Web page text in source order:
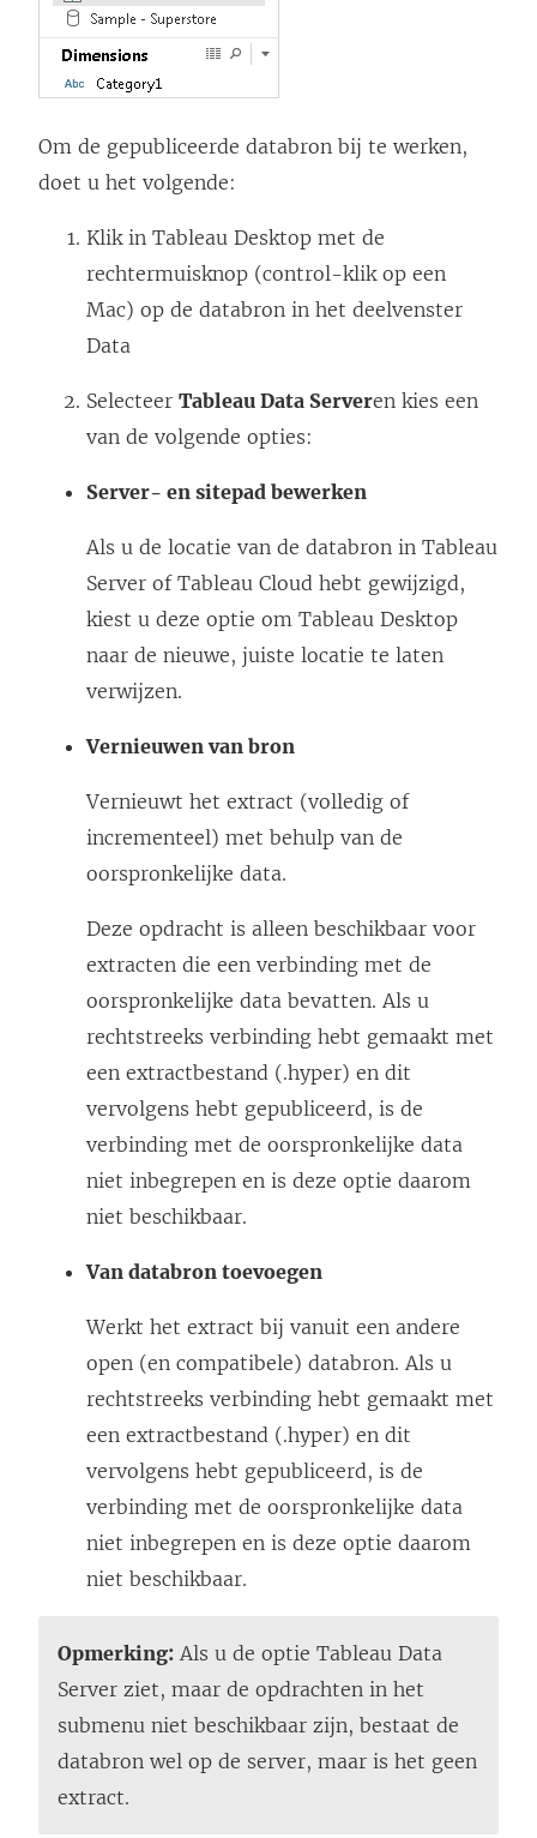
Om de gepubliceerde databron bij te werken,
doet u het volgende:
Klik in Tableau Desktop met de
rechtermuisknop (control-klik op een
Mac) op de databron in het deelvenster
Data
Selecteer Tableau Data Serveren kies een
van de volgende opties:
Server- en sitepad bewerken
Als u de locatie van de databron in Tableau
Server of Tableau Cloud hebt gewijzigd,
kiest u deze optie om Tableau Desktop
naar de nieuwe, juiste locatie te laten
verwijzen.
Vernieuwen van bron
Vernieuwt het extract (volledig of
incrementeel) met behulp van de
oorspronkelijke data.
Deze opdracht is alleen beschikbaar voor
extracten die een verbinding met de
oorspronkelijke data bevatten. Als u
rechtstreeks verbinding hebt gemaakt met
een extractbestand (.hyper) en dit
vervolgens hebt gepubliceerd, is de
verbinding met de oorspronkelijke data
niet inbegrepen en is deze optie daarom
niet beschikbaar.
Van databron toevoegen
Werkt het extract bij vanuit een andere
open (en compatibele) databron. Als u
rechtstreeks verbinding hebt gemaakt met
een extractbestand (.hyper) en dit
vervolgens hebt gepubliceerd, is de
verbinding met de oorspronkelijke data
niet inbegrepen en is deze optie daarom
niet beschikbaar.
Opmerking: Als u de optie Tableau Data
Server ziet, maar de opdrachten in het
submenu niet beschikbaar zijn, bestaat de
databron wel op de server, maar is het geen
extract.